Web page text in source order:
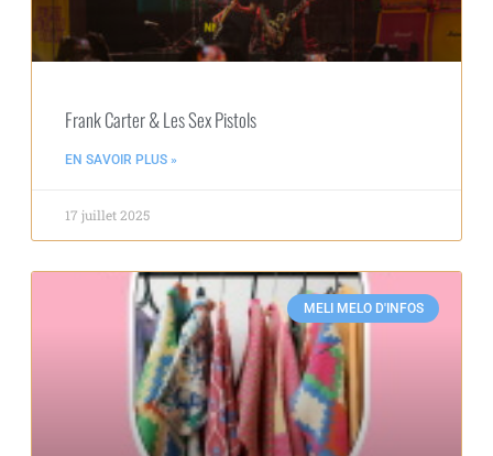
Frank Carter & Les Sex Pistols
EN SAVOIR PLUS »
17 juillet 2025
MELI MELO D'INFOS